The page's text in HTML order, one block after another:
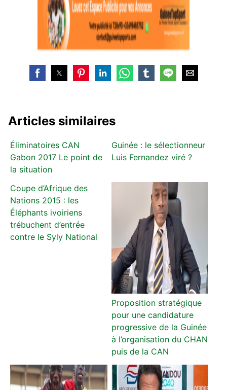
Articles similaires
Éliminatoires CAN
Gabon 2017 Le point de
la situation
Guinée : le sélectionneur
Luis Fernandez viré ?
Coupe d’Afrique des
Nations 2015 : les
Éléphants ivoiriens
trébuchent d’entrée
contre le Syly National
Proposition stratégique
pour une candidature
progressive de la Guinée
à l’organisation du CHAN
puis de la CAN